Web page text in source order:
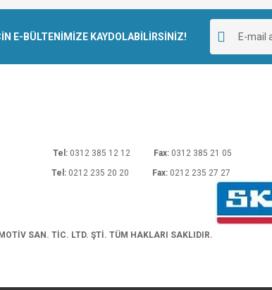
E-BÜLTENİMİZE KAYDOLABİLİRSİNİZ!
Ankara Tel: 0312 385 12 12 Fax: 0312 385 21 05
İstanbul Tel: 0212 235 20 20 Fax: 0212 235 27 27
SAN. TİC. LTD. ŞTİ. TÜM HAKLARI SAKLIDIR.